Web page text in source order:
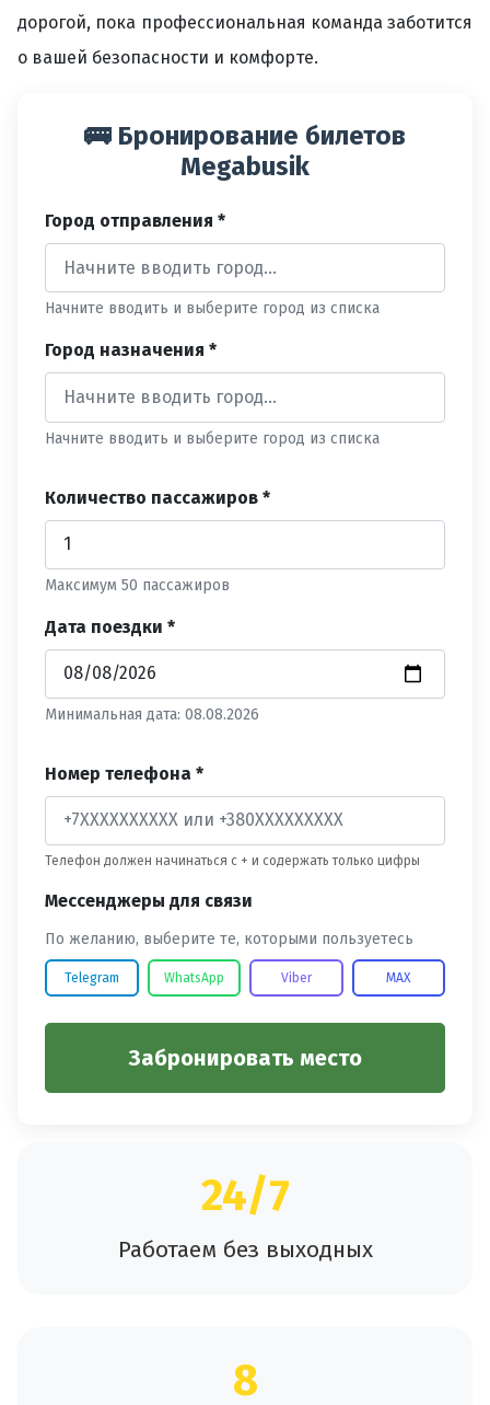
дорогой, пока профессиональная команда заботится
о вашей безопасности и комфорте.
🚌 Бронирование билетов
Megabusik
Город отправления *
Начните вводить и выберите город из списка
Город назначения *
Начните вводить и выберите город из списка
Количество пассажиров *
Максимум 50 пассажиров
Дата поездки *
Минимальная дата: 08.08.2026
Номер телефона *
Телефон должен начинаться с + и содержать только цифры
Мессенджеры для связи
По желанию, выберите те, которыми пользуетесь
Telegram WhatsApp Viber MAX
Забронировать место
24/7
Работаем без выходных
8